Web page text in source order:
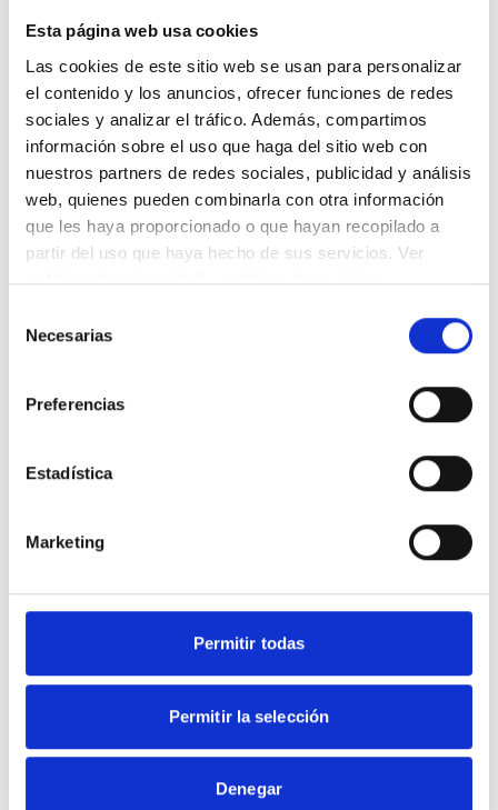
Esta página web usa cookies
Las cookies de este sitio web se usan para personalizar
el contenido y los anuncios, ofrecer funciones de redes
sociales y analizar el tráfico. Además, compartimos
información sobre el uso que haga del sitio web con
nuestros partners de redes sociales, publicidad y análisis
web, quienes pueden combinarla con otra información
que les haya proporcionado o que hayan recopilado a
partir del uso que haya hecho de sus servicios. Ver
política de privacidadypolítica de cookies.
Necesarias
Preferencias
Estadística
Marketing
Permitir todas
Permitir la selección
Denegar
Galeríawww.sabrinaamrani.com
Partagez ce contenu
Nouvelles connexes
Dreamcatcher
Santa Ana ( Madrid)
Dreamcatcher est un livre d'artiste cyclique qui
explore le monde des rêves.